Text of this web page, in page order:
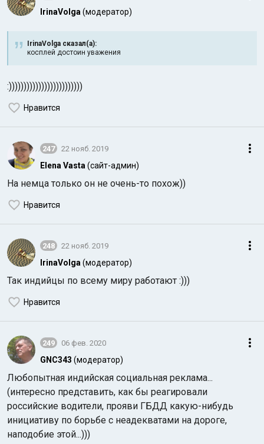
IrinaVolga (модератор)
IrinaVolga сказал(а):
косплей достоин уважения
:)))))))))))))))))))))))))
Нравится
247 22 нояб. 2019
Elena Vasta (сайт-админ)
На немца только он не очень-то похож))
Нравится
248 22 нояб. 2019
IrinaVolga (модератор)
Так индийцы по всему миру работают :)))
Нравится
249 06 фев. 2020
GNC343 (модератор)
Любопытная индийская социальная реклама...
(интересно представить, как бы реагировали
российские водители, прояви ГБДД какую-нибудь
инициативу по борьбе с неадекватами на дороге,
наподобие этой...)))